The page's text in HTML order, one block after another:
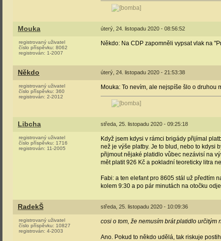
Mouka úterý, 24. listopadu 2020 - 08:56:52
registrovaný uživatel
číslo příspěvku: 8062
registrován: 1-2007
Někdo: Na CDP zapomněli vypsat vlak na
Někdo úterý, 24. listopadu 2020 - 21:53:38
registrovaný uživatel
číslo příspěvku: 360
registrován: 2-2012
Mouka: To nevím, ale nejspíše šlo o druhou
Libcha středa, 25. listopadu 2020 - 09:25:18
registrovaný uživatel
číslo příspěvku: 1716
registrován: 11-2005
Když jsem kdysi v rámci brigády přijímal
než je výše platby. Je to blud, nebo to kdysi
přijmout nějaké platidlo vůbec nezávisí na
mět platit 926 Kč a pokladní teoreticky litra
Fabi: a ten elefant pro 8605 stál už předtím
kolem 9:30 a po pár minutách na otočku
RadekŠ středa, 25. listopadu 2020 - 10:09:36
registrovaný uživatel
číslo příspěvku: 10827
registrován: 4-2003
cosi o tom, že nemusím brát platidlo určitým
Ano. Pokud to někdo udělá, tak riskuje